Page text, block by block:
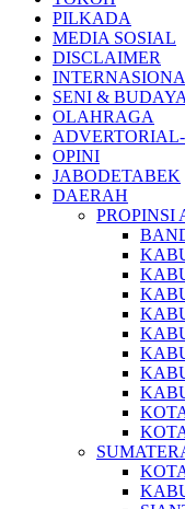
PILKADA
MEDIA SOSIAL
DISCLAIMER
SENI & BUDAYA
OLAHRAGA
OPINI
JABODETABEK
DAERAH
PROPINSI